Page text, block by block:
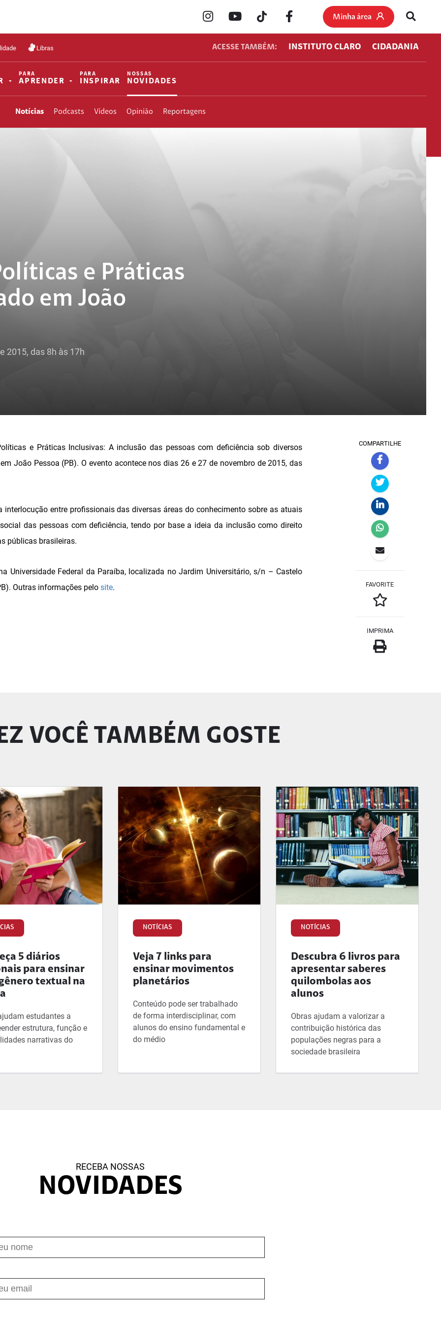
Minha área
Libras ACESSE TAMBÉM: INSTITUTO CLARO CIDADANIA
PARA
APRENDER
PARA
INSPIRAR
NOSSAS
NOVIDADES
Notícias Podcasts Vídeos Opinião Reportagens
e Práticas
em João
2015, das 8h às 17h
e Práticas Inclusivas: A inclusão das pessoas com deficiência sob diversos
João Pessoa (PB). O evento acontece nos dias 26 e 27 de novembro de 2015, das
interlocução entre profissionais das diversas áreas do conhecimento sobre as atuais
das pessoas com deficiência, tendo por base a ideia da inclusão como direito
públicas brasileiras.
Universidade Federal da Paraíba, localizada no Jardim Universitário, s/n – Castelo
Outras informações pelo site.
COMPARTILHE
FAVORITE
IMPRIMA
VOCÊ TAMBÉM GOSTE
5 diários
para ensinar
textual na
estudantes a
estrutura, função e
narrativas do
NOTÍCIAS
Veja 7 links para
ensinar movimentos
planetários
Conteúdo pode ser trabalhado
de forma interdisciplinar, com
alunos do ensino fundamental e
do médio
NOTÍCIAS
Descubra 6 livros para
apresentar saberes
quilombolas aos
alunos
Obras ajudam a valorizar a
contribuição histórica das
populações negras para a
sociedade brasileira
RECEBA NOSSAS
NOVIDADES